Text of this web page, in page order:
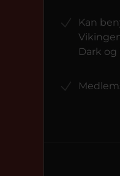
Kan
Dark og